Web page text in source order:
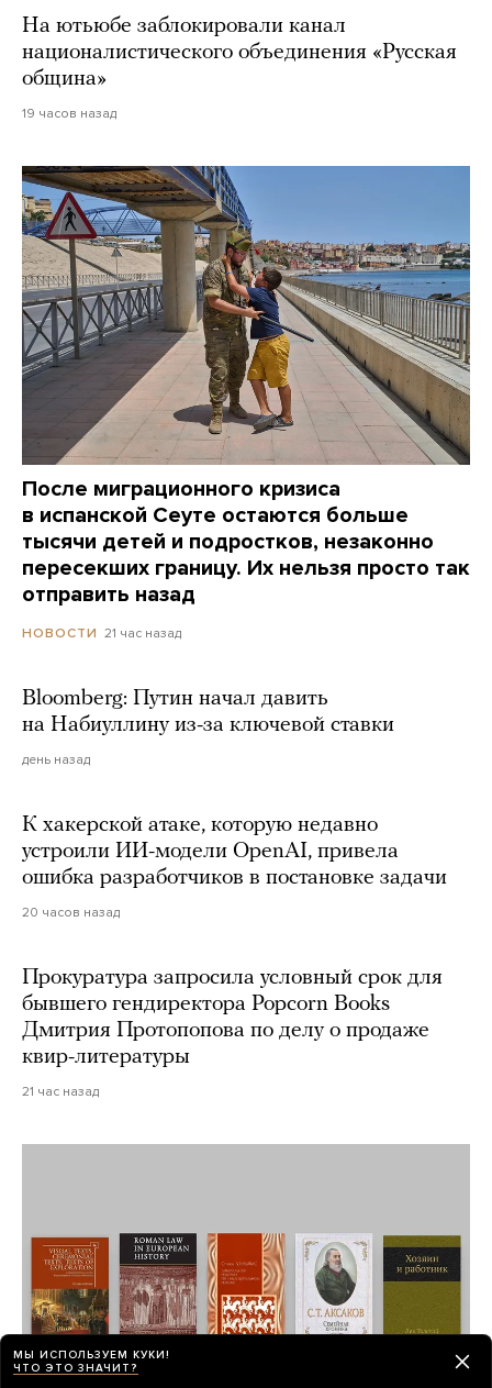
На ютьюбе заблокировали канал
националистического объединения «Русская
община»
19 часов назад
После миграционного кризиса
в испанской Сеуте остаются больше
тысячи детей и подростков, незаконно
пересекших границу. Их нельзя просто так
отправить назад
НОВОСТИ 21 час назад
Bloomberg: Путин начал давить
на Набиуллину из-за ключевой ставки
день назад
К хакерской атаке, которую недавно
устроили ИИ-модели OpenAI, привела
ошибка разработчиков в постановке задачи
20 часов назад
Прокуратура запросила условный срок для
бывшего гендиректора Popcorn Books
Дмитрия Протопопова по делу о продаже
квир-литературы
21 час назад
МЫ ИСПОЛЬЗУЕМ КУКИ!
ЧТО ЭТО ЗНАЧИТ?